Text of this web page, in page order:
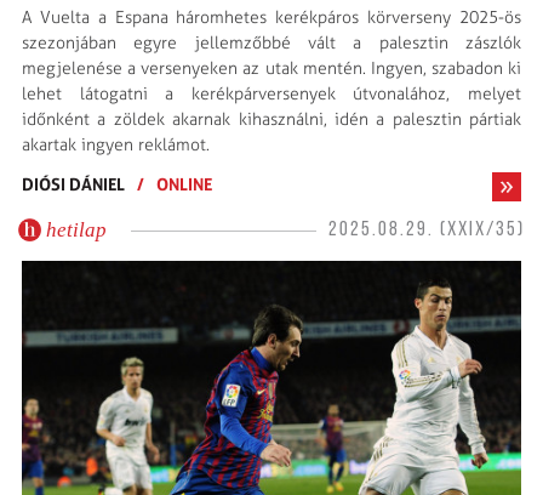
A Vuelta a Espana háromhetes kerékpáros körverseny 2025-ös
szezonjában egyre jellemzőbbé vált a palesztin zászlók
megjelenése a versenyeken az utak mentén. Ingyen, szabadon ki
lehet látogatni a kerékpárversenyek útvonalához, melyet
időnként a zöldek akarnak kihasználni, idén a palesztin pártiak
akartak ingyen reklámot.
DIÓSI DÁNIEL / ONLINE
hetilap 2025.08.29. (XXIX/35)